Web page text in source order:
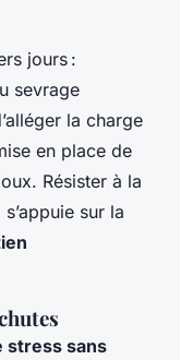
jours :
sevrage
la charge
en place de
Résister à la
sur la
stress sans